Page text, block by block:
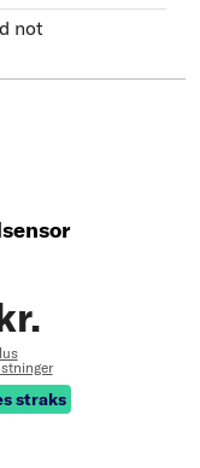
not
straks